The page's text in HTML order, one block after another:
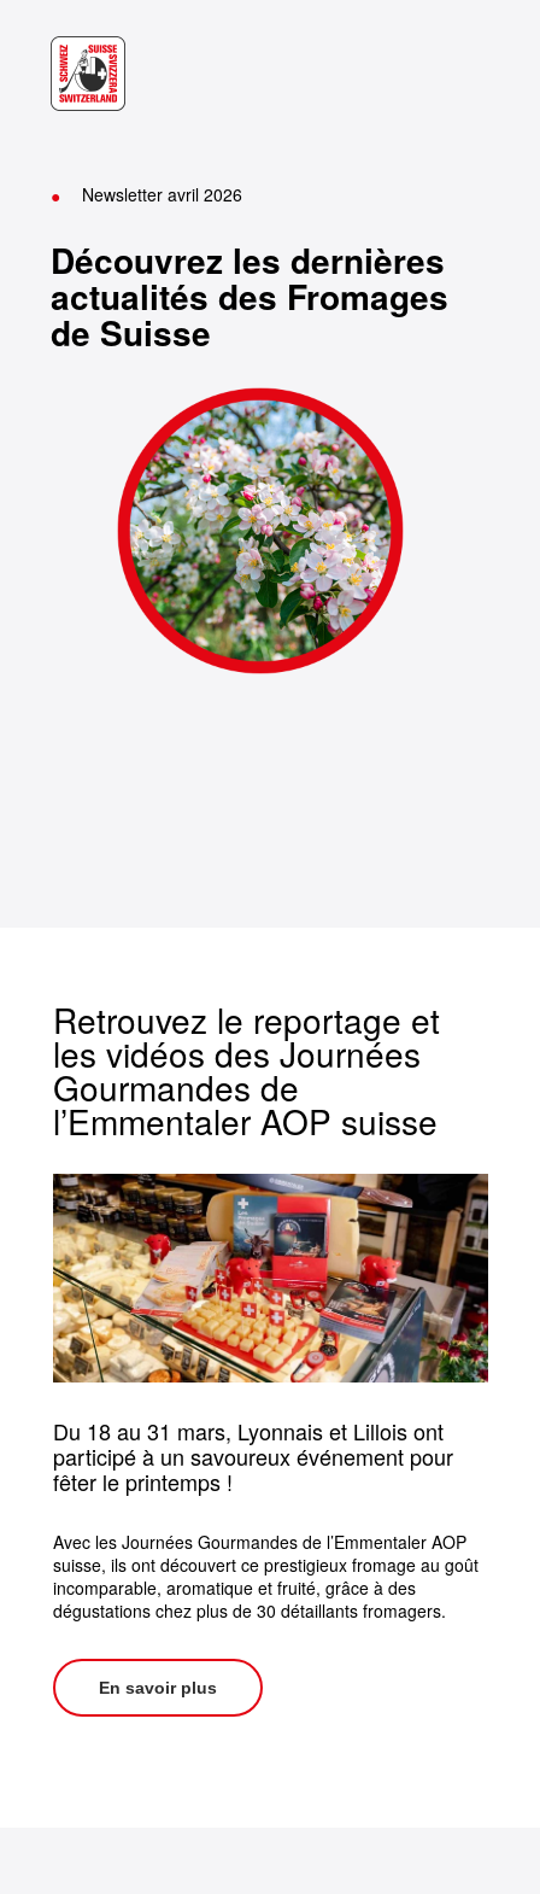
• Newsletter avril 2026
Découvrez les dernières
actualités des Fromages
de Suisse
Retrouvez le reportage et
les vidéos des Journées
Gourmandes de
l’Emmentaler AOP suisse
Du 18 au 31 mars, Lyonnais et Lillois ont
participé à un savoureux événement pour
fêter le printemps !
Avec les Journées Gourmandes de l’Emmentaler AOP
suisse, ils ont découvert ce prestigieux fromage au goût
incomparable, aromatique et fruité, grâce à des
dégustations chez plus de 30 détaillants fromagers.
En savoir plus